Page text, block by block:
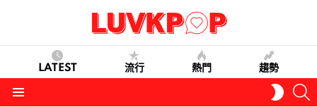
LATEST 流行 熱門 趨勢
SKIN